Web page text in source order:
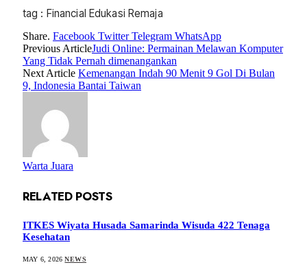
tag : Financial Edukasi Remaja
Share. Facebook Twitter Telegram WhatsApp
Previous ArticleJudi Online: Permainan Melawan Komputer
Yang Tidak Pernah dimenangankan
Next Article Kemenangan Indah 90 Menit 9 Gol Di Bulan
9, Indonesia Bantai Taiwan
Warta Juara
RELATED POSTS
ITKES Wiyata Husada Samarinda Wisuda 422 Tenaga
Kesehatan
MAY 6, 2026 NEWS